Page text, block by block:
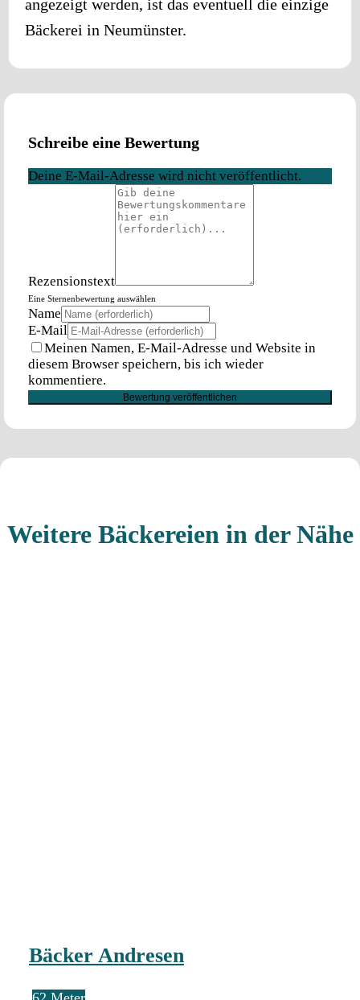
angezeigt werden, ist das eventuell die einzige
Bäckerei in Neumünster.
Schreibe eine Bewertung
Deine E-Mail-Adresse wird nicht veröffentlicht.
Rezensionstext
Eine Sternenbewertung auswählen
Name
E-Mail
Meinen Namen, E-Mail-Adresse und Website in
diesem Browser speichern, bis ich wieder
kommentiere.
Weitere Bäckereien in der Nähe
Bäcker Andresen